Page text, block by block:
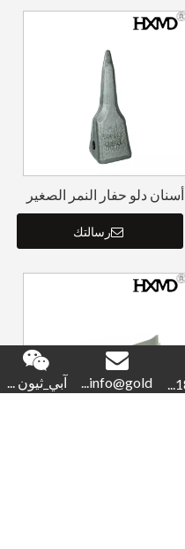
أسنان دلو حفار النمر الصغير
SK350TL 7T3402TL
رسالتك
info@gold... آبي_ثيون ...